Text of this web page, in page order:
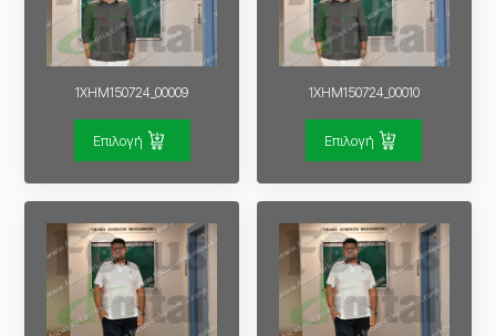
1XHM150724_00009
Επιλογή
1XHM150724_00010
Επιλογή